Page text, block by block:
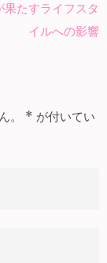
果たすライフスタ
イルへの影響
。 * が付いてい